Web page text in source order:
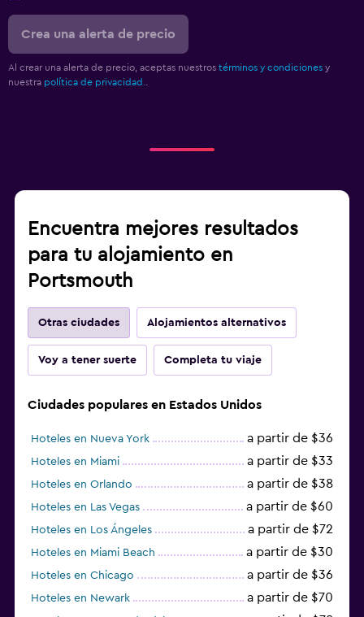
Crea una alerta de precio
Al crear una alerta de precio, aceptas nuestros términos y condiciones y
nuestra política de privacidad.
Encuentra mejores resultados
para tu alojamiento en
Portsmouth
Otras ciudades Alojamientos alternativos
Voy a tener suerte Completa tu viaje
Ciudades populares en Estados Unidos
Hoteles en Nueva York a partir de $36
Hoteles en Miami a partir de $33
Hoteles en Orlando a partir de $38
Hoteles en Las Vegas a partir de $60
Hoteles en Los Ángeles a partir de $72
Hoteles en Miami Beach a partir de $30
Hoteles en Chicago a partir de $36
Hoteles en Newark a partir de $70